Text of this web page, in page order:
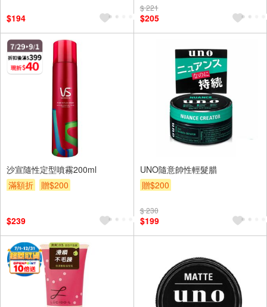
$194
$ 221
$205
沙宣隨性定型噴霧200ml
滿額折
贈$200
$239
UNO隨意帥性輕髮腊
贈$200
$ 230
$199